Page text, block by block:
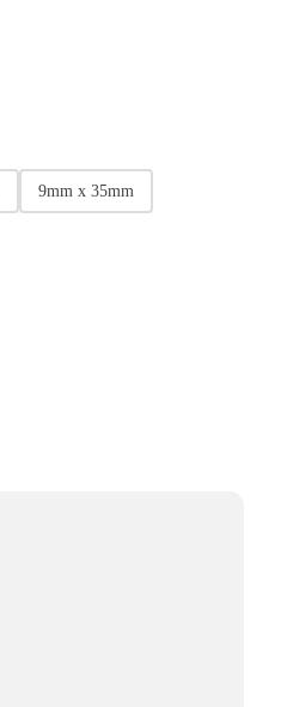
9mm x 35mm